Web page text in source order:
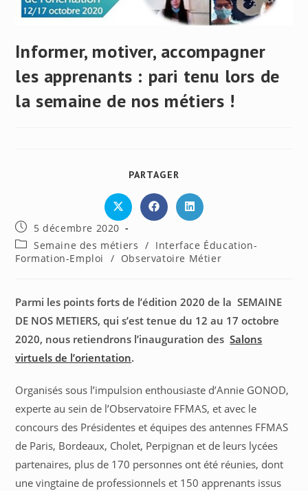
Informer, motiver, accompagner
les apprenants : pari tenu lors de
la semaine de nos métiers !
PARTAGER
CONTENU
Ouvrir
dans
une
autre
fenêtre
Ouvrir
dans
autre
fenêtre
Ouvrir
dans
autre
fenêtre
Publication
publiée :
5 décembre 2020
Post
category:
Semaine des métiers / Interface Éducation-
Formation-Emploi
/ Observatoire Métier
Parmi les points forts de l’édition 2020 de la SEMAINE
DE NOS METIERS, qui s’est tenue du 12 au 17 octobre
2020, nous retiendrons l’inauguration desSalons
virtuels de l’orientation.
Organisés sous l’impulsion enthousiaste d’Annie GONOD,
experte au sein de l’Observatoire FFMAS, et avec le
concours des Présidentes et équipes des antennes FFMAS
de Paris, Bordeaux, Cholet, Perpignan et de leurs lycées
partenaires, plus de 170 personnes ont été réunies, dont
une vingtaine de professionnels et 150 apprenants issus